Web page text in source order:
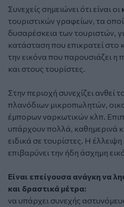
Συνεχείς σημειώνει ότι είναι οι
τουριστικών γραφείων, τα
δυσαρέσκεια των τουριστών,
κατάσταση που επικρατεί στο
την εικόνα που παρουσιάζει η
και στους τουρίστες.
Στην περιοχή συνεχίζει ανθεί
πλανόδιων μικροπωλητών,
έμπορων ναρκωτικών κλπ.
υπάρχουν πολλά, καθημερινά
ειδικά σε τουρίστες. Η
επιβαρύνει την ήδη άσχημη
Είναι επείγουσα ανάγκη να
και δραστικά μέτρα:
να υπάρχει συνεχής